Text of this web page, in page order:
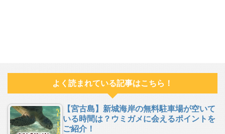
よく読まれている記事はこちら！
【宮古島】新城海岸の無料駐車場が空いて
いる時間は？ウミガメに会えるポイントを
ご紹介！